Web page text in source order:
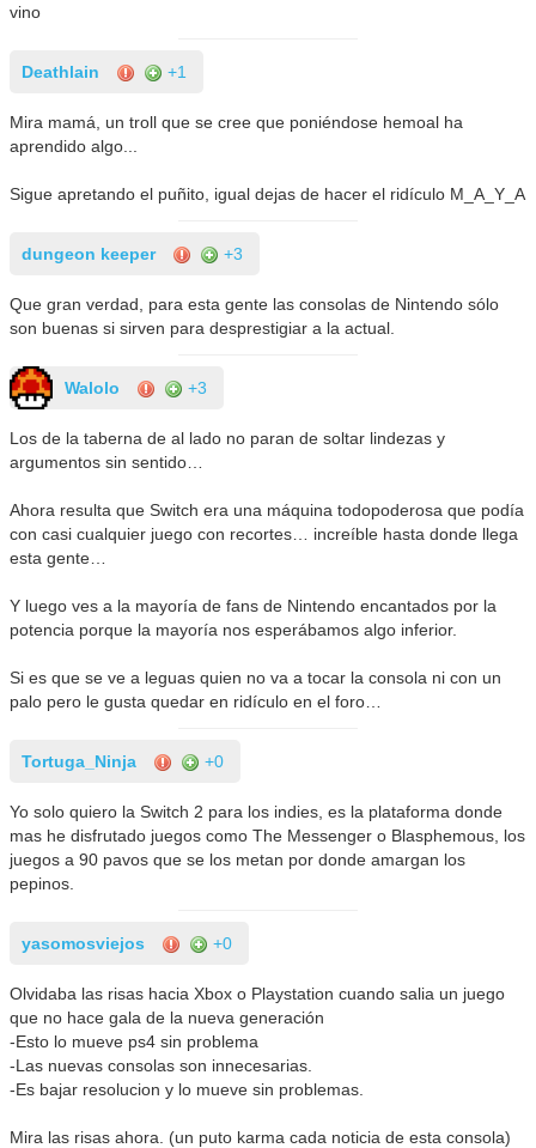
vino
Deathlain +1
Mira mamá, un troll que se cree que poniéndose hemoal ha
aprendido algo...
Sigue apretando el puñito, igual dejas de hacer el ridículo M_A_Y_A
dungeon keeper +3
Que gran verdad, para esta gente las consolas de Nintendo sólo
son buenas si sirven para desprestigiar a la actual.
Walolo +3
Los de la taberna de al lado no paran de soltar lindezas y
argumentos sin sentido…
Ahora resulta que Switch era una máquina todopoderosa que podía
con casi cualquier juego con recortes… increíble hasta donde llega
esta gente…
Y luego ves a la mayoría de fans de Nintendo encantados por la
potencia porque la mayoría nos esperábamos algo inferior.
Si es que se ve a leguas quien no va a tocar la consola ni con un
palo pero le gusta quedar en ridículo en el foro…
Tortuga_Ninja +0
Yo solo quiero la Switch 2 para los indies, es la plataforma donde
mas he disfrutado juegos como The Messenger o Blasphemous, los
juegos a 90 pavos que se los metan por donde amargan los
pepinos.
yasomosviejos +0
Olvidaba las risas hacia Xbox o Playstation cuando salia un juego
que no hace gala de la nueva generación
-Esto lo mueve ps4 sin problema
-Las nuevas consolas son innecesarias.
-Es bajar resolucion y lo mueve sin problemas.
Mira las risas ahora. (un puto karma cada noticia de esta consola)